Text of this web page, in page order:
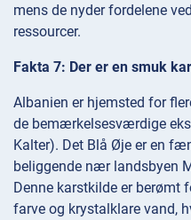
mens de nyder fordelene
ressourcer.
Fakta 7: Der er en smuk
Albanien er hjemsted for
de bemærkelsesværdige
Kalter). Det Blå Øje er en
beliggende nær landsbyen
Denne karstkilde er berømt
farve og krystalklare vand,